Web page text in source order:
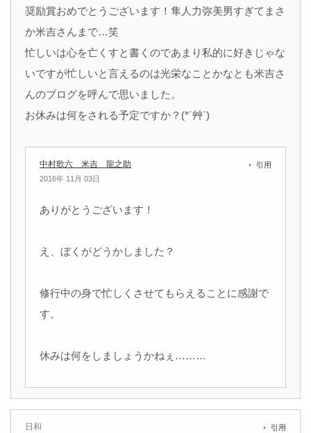
奨励賞おめでとうございます！隼人力弥美男すぎてまさ
か米吉さんまで…笑
忙しいは心を亡くすと書くのであまり私的に好きじゃな
いですが忙しいと言えるのは光栄なことかなとも米吉さ
んのブログを呼んで思いました。
お休みは何をされる予定ですか？(*´艸`)
中村歌六 米吉 龍之助
2016年 11月 03日
引用
ありがとうございます！
え、ぼくがどうかしました？
修行中の身で忙しくさせてもらえることに感謝で
す。
休みは何をしましょうかねぇ………
日和 引用